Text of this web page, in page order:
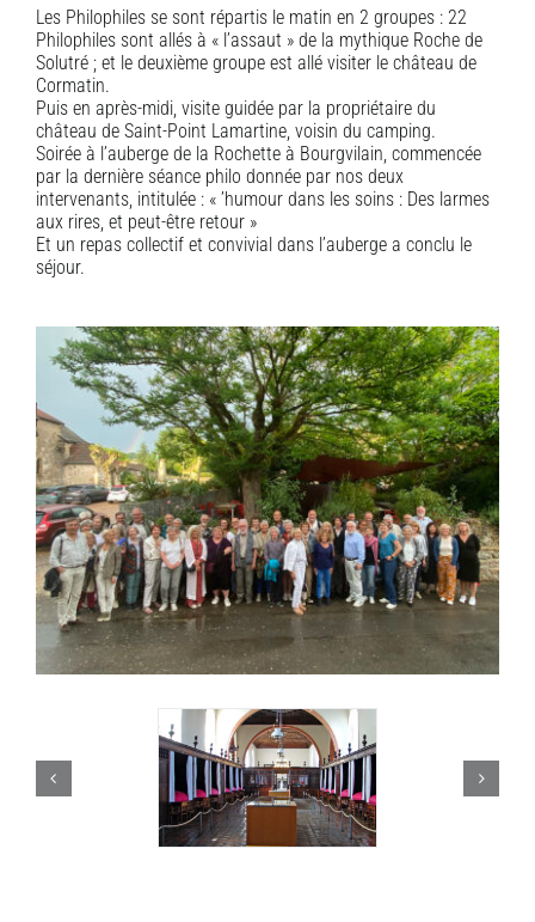
Les Philophiles se sont répartis le matin en 2 groupes : 22
Philophiles sont allés à « l’assaut » de la mythique Roche de
Solutré ; et le deuxième groupe est allé visiter le château de
Cormatin.
Puis en après-midi, visite guidée par la propriétaire du
château de Saint-Point Lamartine, voisin du camping.
Soirée à l’auberge de la Rochette à Bourgvilain, commencée
par la dernière séance philo donnée par nos deux
intervenants, intitulée : « ’humour dans les soins : Des larmes
aux rires, et peut-être retour »
Et un repas collectif et convivial dans l’auberge a conclu le
séjour.